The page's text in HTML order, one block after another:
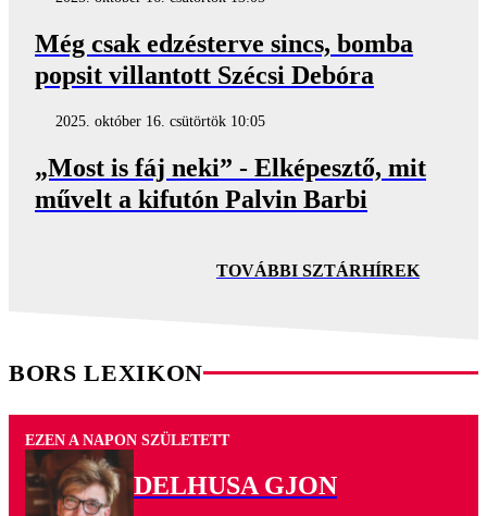
Még csak edzésterve sincs, bomba
popsit villantott Szécsi Debóra
2025. október 16. csütörtök 10:05
„Most is fáj neki” - Elképesztő, mit
művelt a kifutón Palvin Barbi
TOVÁBBI SZTÁRHÍREK
BORS LEXIKON
EZEN A NAPON SZÜLETETT
DELHUSA GJON